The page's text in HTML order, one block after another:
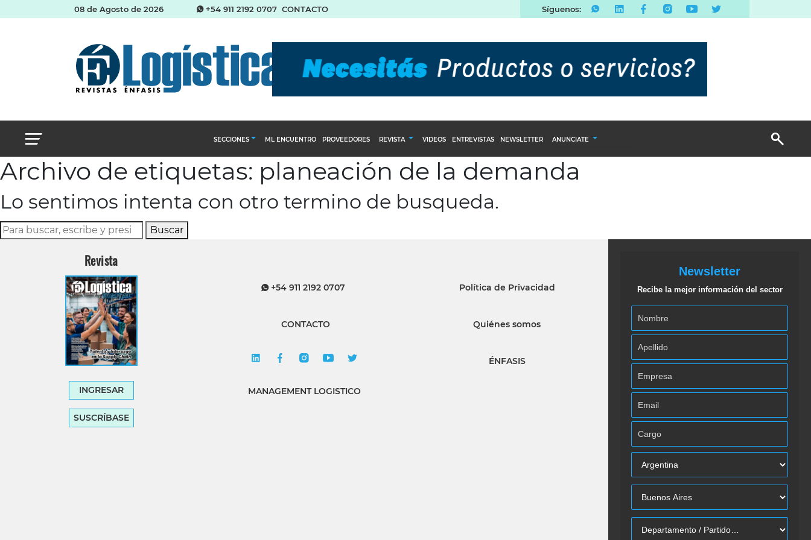
08 de Agosto de 2026 +54 911 2192 0707 CONTACTO Síguenos:
SECCIONES
Abastecimiento y compras
Almacenes e inventarios
ML ENCUENTRO PROVEEDORES REVISTA
Calendario Editorial
Ediciones Anteriores
VIDEOS ENTREVISTAS NEWSLETTER ANUNCIATE
Publicidad Display
Archivo de etiquetas: planeación de la demanda
Lo sentimos intenta con otro termino de busqueda.
Buscar
Revista
INGRESAR
SUSCRÍBASE
+54 911 2192 0707
CONTACTO
MANAGEMENT LOGISTICO
Política de Privacidad
Quiénes somos
ÉNFASIS
Newsletter
Recibe la mejor información del sector